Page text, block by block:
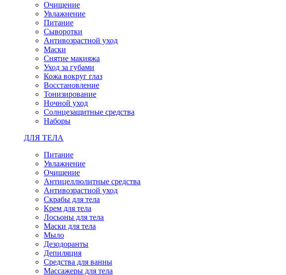
Очищение
Увлажнение
Питание
Сыворотки
Антивозрастной уход
Маски
Снятие макияжа
Уход за губами
Кожа вокруг глаз
Восстановление
Тонизирование
Ночной уход
Солнцезащитные средства
Наборы
ДЛЯ ТЕЛА
Питание
Увлажнение
Очищение
Антицеллюлитные средства
Антивозрастной уход
Скрабы для тела
Крем для тела
Лосьоны для тела
Маски для тела
Мыло
Дезодоранты
Депиляция
Средства для ванны
Массажеры для тела